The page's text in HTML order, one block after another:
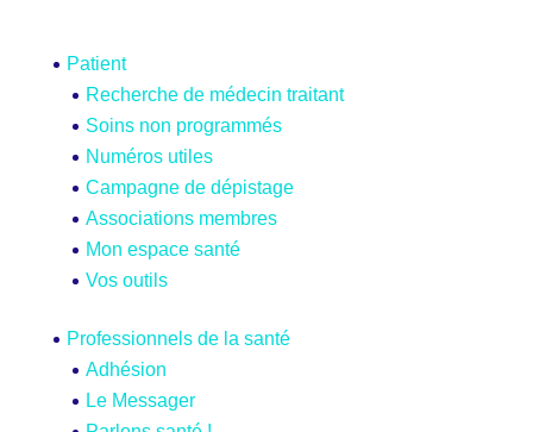
Patient
Recherche de médecin traitant
Soins non programmés
Numéros utiles
Campagne de dépistage
Associations membres
Mon espace santé
Vos outils
Professionnels de la santé
Adhésion
Le Messager